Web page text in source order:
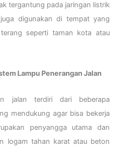
tergantung pada jaringan listrik
digunakan di tempat yang
seperti taman kota atau
Lampu Penerangan Jalan
jalan terdiri dari beberapa
mendukung agar bisa bekerja
penyangga utama dan
logam tahan karat atau beton